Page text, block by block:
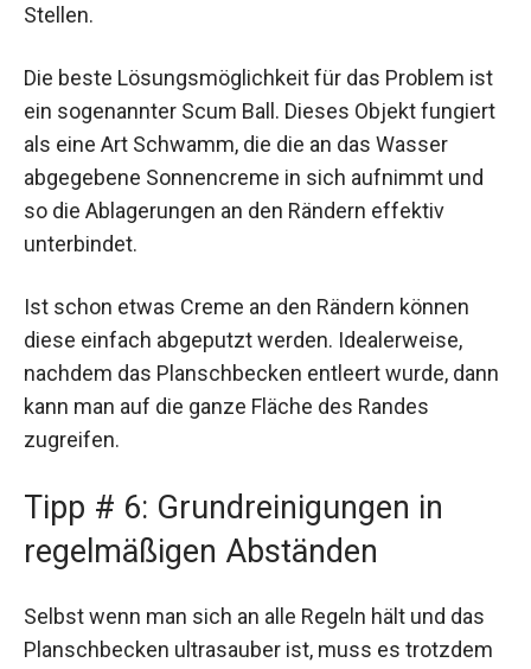
Stellen.
Die beste Lösungsmöglichkeit für das Problem ist
ein sogenannter Scum Ball. Dieses Objekt fungiert
als eine Art Schwamm, die die an das Wasser
abgegebene Sonnencreme in sich aufnimmt und
so die Ablagerungen an den Rändern effektiv
unterbindet.
Ist schon etwas Creme an den Rändern können
diese einfach abgeputzt werden. Idealerweise,
nachdem das Planschbecken entleert wurde, dann
kann man auf die ganze Fläche des Randes
zugreifen.
Tipp # 6: Grundreinigungen in
regelmäßigen Abständen
Selbst wenn man sich an alle Regeln hält und das
Planschbecken ultrasauber ist, muss es trotzdem